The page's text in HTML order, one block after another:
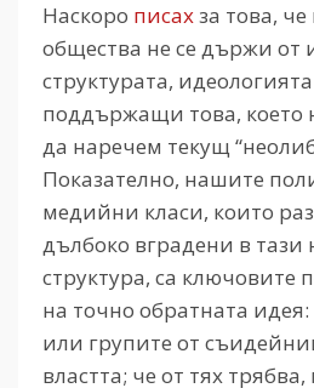
Наскоро писахза това,
общества не се държи от
структурата,
поддържащи това,
да наречем текущ
Показателно, нашите
медийни класи, които
дълбоко вградени в тази
структура, са ключовите
на точно обратната
или групите от
властта; че от тях